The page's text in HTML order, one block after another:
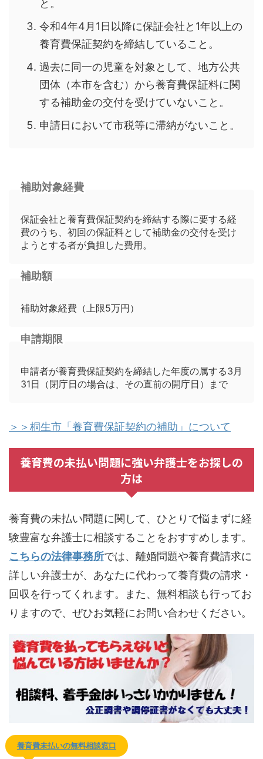
と。
令和4年4月1日以降に保証会社と1年以上の
養育費保証契約を締結していること。
過去に同一の児童を対象として、地方公共
団体（本市を含む）から養育費保証料に関
する補助金の交付を受けていないこと。
申請日において市税等に滞納がないこと。
補助対象経費
保証会社と養育費保証契約を締結する際に要する経
費のうち、初回の保証料として補助金の交付を受け
ようとする者が負担した費用。
補助額
補助対象経費（上限5万円）
申請期限
申請者が養育費保証契約を締結した年度の属する3月
31日（閉庁日の場合は、その直前の開庁日）まで
＞＞桐生市「養育費保証契約の補助」について
養育費の未払い問題に強い弁護士をお探しの
方は
養育費の未払い問題に関して、ひとりで悩まずに経
験豊富な弁護士に相談することをおすすめします。
こちらの法律事務所では、離婚問題や養育費請求に
詳しい弁護士が、あなたに代わって養育費の請求・
回収を行ってくれます。また、無料相談も行ってお
りますので、ぜひお気軽にお問い合わせください。
養育費未払いの無料相談窓口